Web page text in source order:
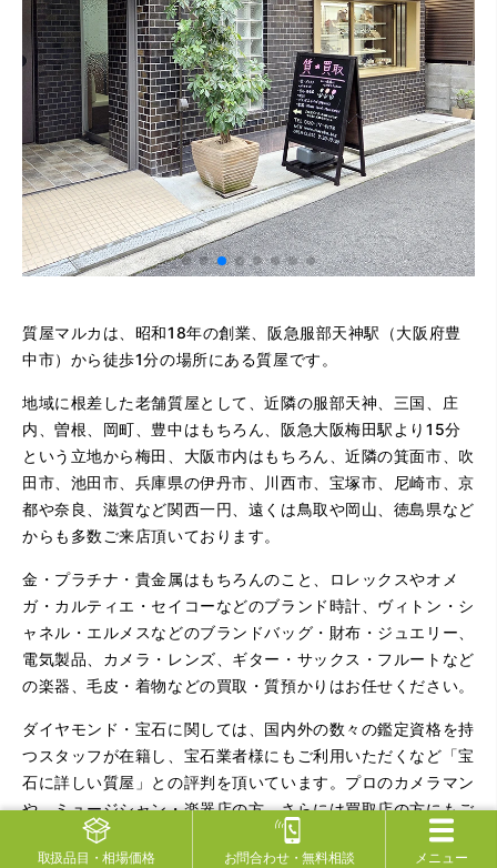
質屋マルカは、昭和18年の創業、阪急服部天神駅（大阪府豊
中市）から徒歩1分の場所にある質屋です。
地域に根差した老舗質屋として、近隣の服部天神、三国、庄
内、曽根、岡町、豊中はもちろん、阪急大阪梅田駅より15分
という立地から梅田、大阪市内はもちろん、近隣の箕面市、吹
田市、池田市、兵庫県の伊丹市、川西市、宝塚市、尼崎市、京
都や奈良、滋賀など関西一円、遠くは鳥取や岡山、徳島県など
からも多数ご来店頂いております。
金・プラチナ・貴金属はもちろんのこと、ロレックスやオメ
ガ・カルティエ・セイコーなどのブランド時計、ヴィトン・シ
ャネル・エルメスなどのブランドバッグ・財布・ジュエリー、
電気製品、カメラ・レンズ、ギター・サックス・フルートなど
の楽器、毛皮・着物などの買取・質預かりはお任せください。
ダイヤモンド・宝石に関しては、国内外の数々の鑑定資格を持
つスタッフが在籍し、宝石業者様にもご利用いただくなど「宝
石に詳しい質屋」との評判を頂いています。プロのカメラマン
や、ミュージシャン・楽器店の方、さらには買取店の方にもご
利用いただくなど、一般のお客さまをはじめ業者様にも多くご
利用いただいています。
取扱品目 ・相場価格 お問合わせ・無料相談 メニュー